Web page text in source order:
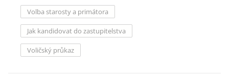
Volba starosty a primátora
Jak kandidovat do zastupitelstva
Voličský průkaz